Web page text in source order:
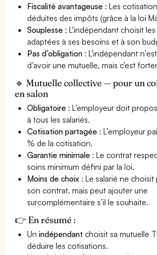
Fiscalité avantageuse : Les
déduites des impôts (grâce à la loi
Souplesse : L'indépendant choisit
adaptées à ses besoins et à son
Pas d’obligation : L'indépendant
d’avoir une mutuelle, mais c’est
🔹 Mutuelle collective — pour un
en salon
Obligatoire : L’employeur doit
à tous les salariés.
Cotisation partagée : L’employeur
% de la cotisation.
Garantie minimale : Le contrat
soins minimum défini par la loi.
Moins de choix : Le salarié ne
son contrat, mais peut ajouter une
surcomplémentaire s’il le souhaite.
👉 En résumé :
Unindépendant choisit sa mutuelle
déduire les cotisations.